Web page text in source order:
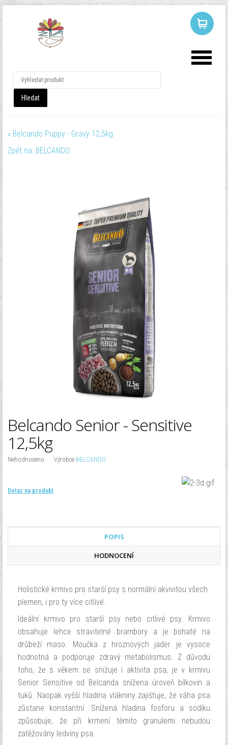
« Belcando Puppy - Gravy 12,5kg
Zpět na: BELCANDO
Belcando Senior - Sensitive
12,5kg
Nehodnoceno Výrobce BELCANDO
Dotaz na produkt
POPIS
HODNOCENÍ
Holistické krmivo pro starší psy s normální akvivitou všech
plemen, i pro ty více citlivé.
Ideální krmivo pro starší psy nebo citlivé psy. Krmivo
obsahuje lehce stravitelné brambory a je bohaté na
drůbeží maso. Moučka z hroznových jader je vysoce
hodnotná a podporuje zdravý metabolismus. Z důvodu
toho, že s věkem se snižuje i aktivita psa, je v krmivu
Senior Sensitive od Belcanda snížena úroveň bílkovin a
tuků. Naopak vyšší hladina vlákniny zajišťuje, že váha psa
zůstane konstantní. Snížená hladina fosforu a sodíku
způsobuje, že při krmení těmito granulemi nebudou
zatěžovány ledviny psa.
LOG INORREGISTER
Zapomenuté heslo? Zapomenuté jméno?